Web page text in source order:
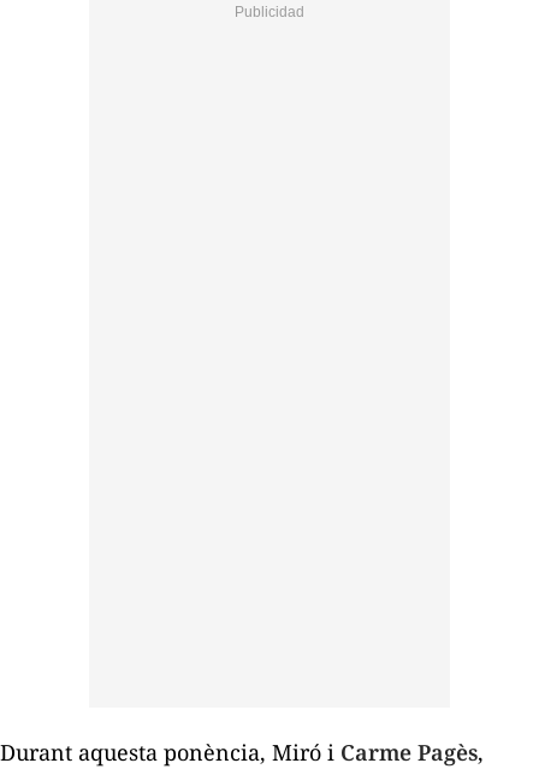
Durant aquesta ponència, Miró i Carme Pagès,